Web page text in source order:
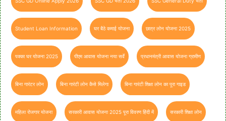
Student Loan Information घर बैठे कमाई योजना छात्र लोन योजना 2025
पक्का घर योजना 2025 पीएम आवास योजना नया सर्वे प्रधानमंत्री आवास योजना ग्रामीण
बिना गारंटर लोन बिना गारंटी लोन कैसे मिलेगा बिना गारंटी शिक्षा लोन का पूरा गाइड
महिला रोजगार योजना सरकारी आवास योजना 2025 पूरा विवरण हिंदी में सरकारी शिक्षा लोन